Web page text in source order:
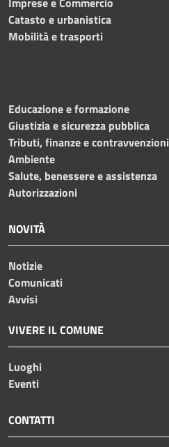
Catasto e urbanistica
Mobilità e trasporti
Educazione e formazione
Giustizia e sicurezza pubblica
Tributi, finanze e contravvenzioni
Ambiente
Salute, benessere e assistenza
Autorizzazioni
NOVITÀ
Notizie
Comunicati
Avvisi
VIVERE IL COMUNE
Luoghi
Eventi
CONTATTI